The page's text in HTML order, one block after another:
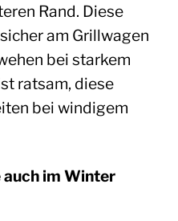
Rand. Diese
am Grillwagen
bei starkem
ratsam, diese
bei windigem
auch im Winter